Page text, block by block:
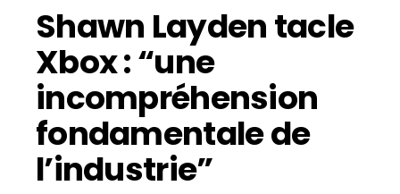
Shawn Layden tacle
Xbox : “une
incompréhension
fondamentale de
l’industrie”